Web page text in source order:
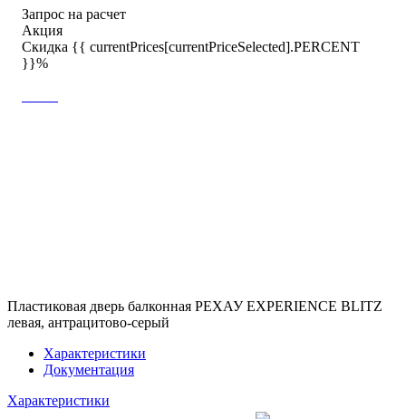
Запрос на расчет
Акция
Скидка {{ currentPrices[currentPriceSelected].PERCENT
}}%
Пластиковая дверь балконная РЕХАУ EXPERIENCE BLITZ
левая, антрацитово-серый
Характеристики
Документация
Характеристики